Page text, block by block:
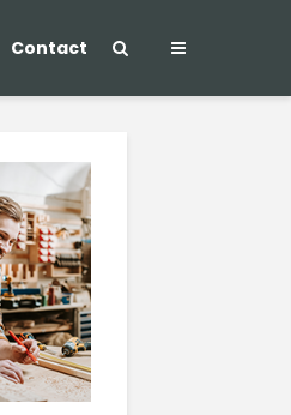
Contact